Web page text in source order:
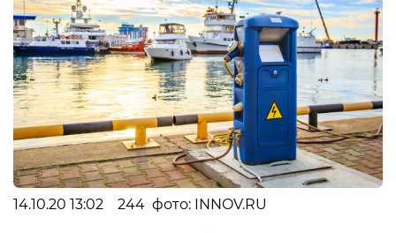
14.10.20 13:02 244 фото: INNOV.RU